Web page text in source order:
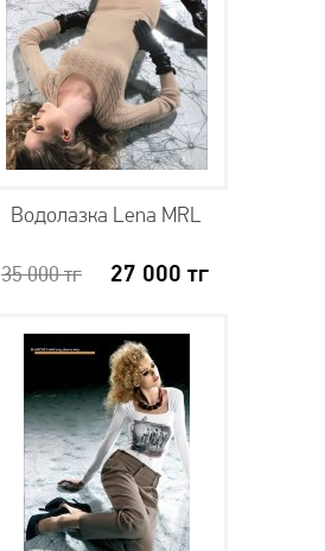
Водолазка Lena MRL
35 000тг 27 000 тг